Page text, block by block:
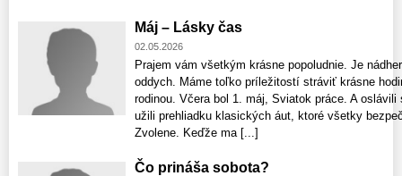
Máj – Lásky čas
02.05.2026
Prajem vám všetkým krásne popoludnie. Je
oddych. Máme toľko príležitostí stráviť krásne
rodinou. Včera bol 1. máj, Sviatok práce. A
užili prehliadku klasických áut, ktoré všetky
Zvolene. Keďže ma [...]
Čo prináša sobota?